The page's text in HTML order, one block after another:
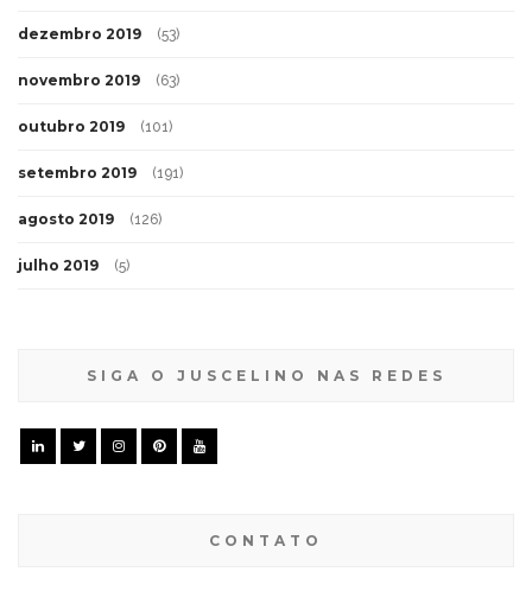
dezembro 2019 (53)
novembro 2019 (63)
outubro 2019 (101)
setembro 2019 (191)
agosto 2019 (126)
julho 2019 (5)
SIGA O JUSCELINO NAS REDES
CONTATO